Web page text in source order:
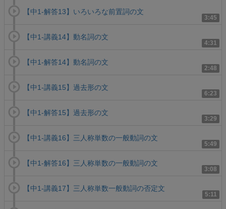
3:45
【中1-解答13】いろいろな前置詞の文
4:31
【中1-講義14】動名詞の文
2:48
【中1-解答14】動名詞の文
6:23
【中1-講義15】過去形の文
3:29
【中1-解答15】過去形の文
5:49
【中1-講義16】三人称単数の一般動詞の文
3:08
【中1-解答16】三人称単数の一般動詞の文
5:11
【中1-講義17】三人称単数一般動詞の否定文